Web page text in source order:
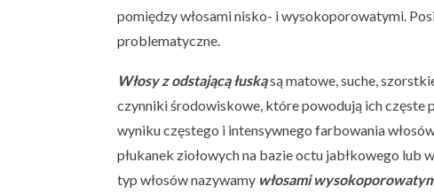
pomiędzy włosami nisko- i wysokoporowatymi.
problematyczne.
Włosy z odstającą łuskąsą matowe, suche,
czynniki środowiskowe, które powodują ich częste
wyniku częstego i intensywnego farbowania
płukanek ziołowych na bazie octu jabłkowego lub
typ włosów nazywamy włosami